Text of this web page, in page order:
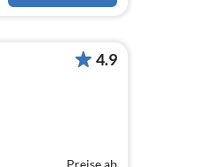
4.9
Preise ab